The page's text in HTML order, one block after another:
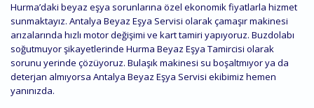
Hurma’daki beyaz eşya sorunlarına özel ekonomik fiyatlarla hizmet
sunmaktayız. Antalya Beyaz Eşya Servisi olarak çamaşır makinesi
arızalarında hızlı motor değişimi ve kart tamiri yapıyoruz. Buzdolabı
soğutmuyor şikayetlerinde Hurma Beyaz Eşya Tamircisi olarak
sorunu yerinde çözüyoruz. Bulaşık makinesi su boşaltmıyor ya da
deterjan almıyorsa Antalya Beyaz Eşya Servisi ekibimiz hemen
yanınızda.